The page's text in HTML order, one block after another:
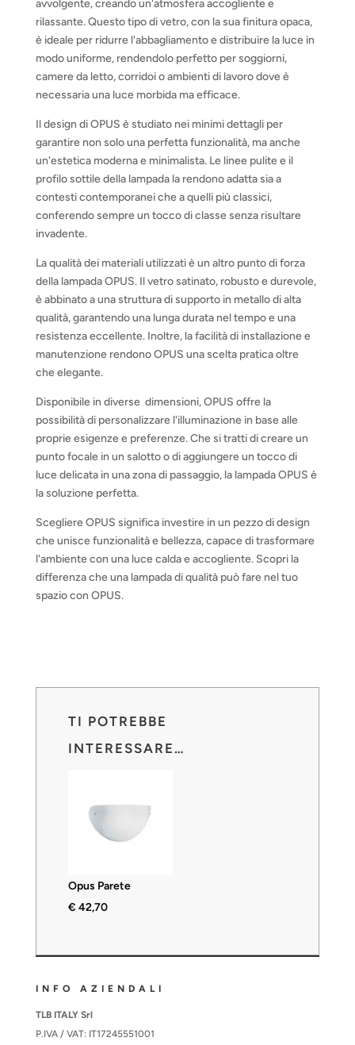
avvolgente, creando un'atmosfera accogliente e
rilassante. Questo tipo di vetro, con la sua finitura opaca,
è ideale per ridurre l'abbagliamento e distribuire la luce in
modo uniforme, rendendolo perfetto per soggiorni,
camere da letto, corridoi o ambienti di lavoro dove è
necessaria una luce morbida ma efficace.
Il design di OPUS è studiato nei minimi dettagli per
garantire non solo una perfetta funzionalità, ma anche
un'estetica moderna e minimalista. Le linee pulite e il
profilo sottile della lampada la rendono adatta sia a
contesti contemporanei che a quelli più classici,
conferendo sempre un tocco di classe senza risultare
invadente.
La qualità dei materiali utilizzati è un altro punto di forza
della lampada OPUS. Il vetro satinato, robusto e durevole,
è abbinato a una struttura di supporto in metallo di alta
qualità, garantendo una lunga durata nel tempo e una
resistenza eccellente. Inoltre, la facilità di installazione e
manutenzione rendono OPUS una scelta pratica oltre
che elegante.
Disponibile in diverse dimensioni, OPUS offre la
possibilità di personalizzare l'illuminazione in base alle
proprie esigenze e preferenze. Che si tratti di creare un
punto focale in un salotto o di aggiungere un tocco di
luce delicata in una zona di passaggio, la lampada OPUS è
la soluzione perfetta.
Scegliere OPUS significa investire in un pezzo di design
che unisce funzionalità e bellezza, capace di trasformare
l'ambiente con una luce calda e accogliente. Scopri la
differenza che una lampada di qualità può fare nel tuo
spazio con OPUS.
TI POTREBBE
INTERESSARE…
Opus Parete
€ 42,70
INFO AZIENDALI
TLB ITALY Srl
P.IVA / VAT: IT17245551001